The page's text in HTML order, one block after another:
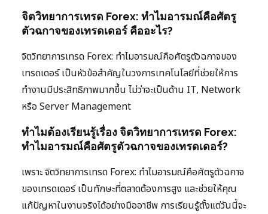
จิตวิทยาการเทรด Forex: ทำไมอารมณ์คือศัตรู
ตัวฉกาจของเทรดเดอร์ คืออะไร?
จิตวิทยาการเทรด Forex: ทำไมอารมณ์คือศัตรูตัวฉกาจของ
เทรดเดอร์ เป็นหัวข้อสำคัญในวงการเทคโนโลยีที่ช่วยให้การ
ทำงานมีประสิทธิภาพมากขึ้น ไม่ว่าจะเป็นด้าน IT, Network
หรือ Server Management
ทำไมต้องเรียนรู้เรื่อง จิตวิทยาการเทรด Forex:
ทำไมอารมณ์คือศัตรูตัวฉกาจของเทรดเดอร์?
เพราะ จิตวิทยาการเทรด Forex: ทำไมอารมณ์คือศัตรูตัวฉกาจ
ของเทรดเดอร์ เป็นทักษะที่ตลาดต้องการสูง และช่วยให้คุณ
แก้ปัญหาในงานจริงได้อย่างมืออาชีพ การเรียนรู้ตั้งแต่วันนี้จะ